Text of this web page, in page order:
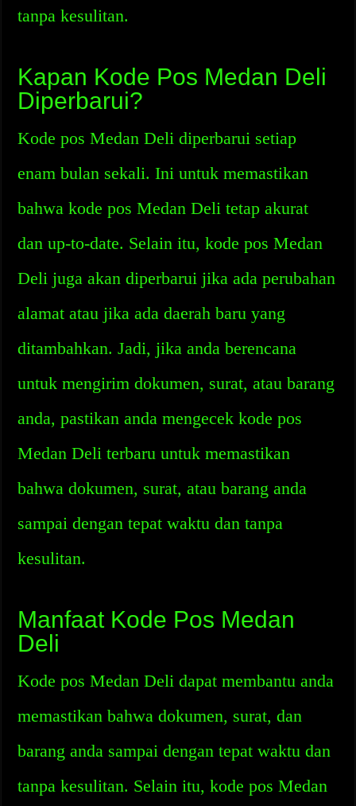
tanpa kesulitan.
Kapan Kode Pos Medan Deli
Diperbarui?
Kode pos Medan Deli diperbarui setiap
enam bulan sekali. Ini untuk memastikan
bahwa kode pos Medan Deli tetap akurat
dan up-to-date. Selain itu, kode pos Medan
Deli juga akan diperbarui jika ada perubahan
alamat atau jika ada daerah baru yang
ditambahkan. Jadi, jika anda berencana
untuk mengirim dokumen, surat, atau barang
anda, pastikan anda mengecek kode pos
Medan Deli terbaru untuk memastikan
bahwa dokumen, surat, atau barang anda
sampai dengan tepat waktu dan tanpa
kesulitan.
Manfaat Kode Pos Medan
Deli
Kode pos Medan Deli dapat membantu anda
memastikan bahwa dokumen, surat, dan
barang anda sampai dengan tepat waktu dan
tanpa kesulitan. Selain itu, kode pos Medan